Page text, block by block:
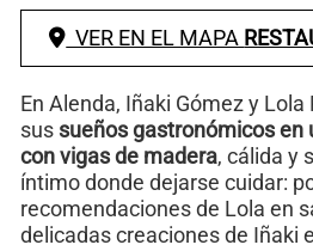
VER EN EL MAPA
En Alenda, Iñaki Gómez y
sus sueños gastronómicos en
con vigas de madera, cálida y
íntimo donde dejarse cuidar:
recomendaciones de Lola en
delicadas creaciones de Iñaki